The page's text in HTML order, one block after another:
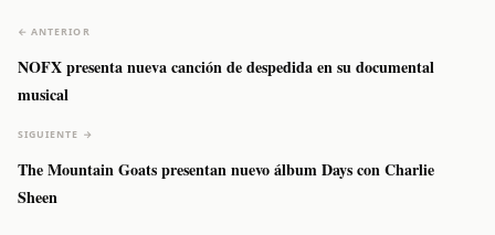
← ANTERIOR
NOFX presenta nueva canción de despedida en su documental
musical
SIGUIENTE →
The Mountain Goats presentan nuevo álbum Days con Charlie
Sheen